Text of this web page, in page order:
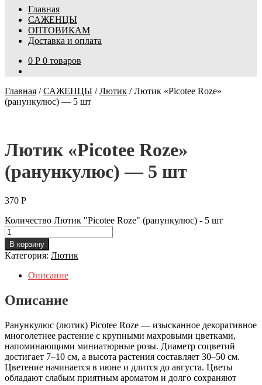
Главная
САЖЕНЦЫ
ОПТОВИКАМ
Доставка и оплата
0 Р 0 товаров
Главная /САЖЕНЦЫ /Лютик /Лютик «Picotee Roze»
(ранункулюс) — 5 шт
Лютик «Picotee Roze»
(ранункулюс) — 5 шт
370 Р
Количество Лютик "Picotee Roze" (ранункулюс) - 5 шт
В корзину
Категория: Лютик
Описание
Описание
Ранункулюс (лютик) Picotee Roze — изысканное декоративное
многолетнее растение с крупными махровыми цветками,
напоминающими миниатюрные розы. Диаметр соцветий
достигает 7–10 см, а высота растения составляет 30–50 см.
Цветение начинается в июне и длится до августа. Цветы
обладают слабым приятным ароматом и долго сохраняют